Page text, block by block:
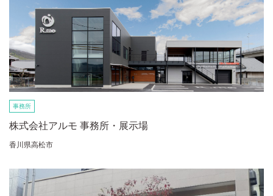
事務所
株式会社アルモ 事務所・展示場
香川県高松市